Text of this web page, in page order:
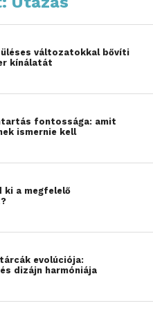
ezzel az állítással,
választ adott erre.
többsége elutasítja ezt
megalapozatlannak
üléses változatokkal bővíti
kínálatát
fontossága: amit
ismernie kell
ki a megfelelő
evolúciója:
dizájn harmóniája